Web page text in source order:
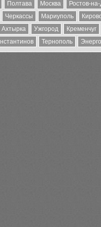
Полтава Москва
Ростов-
Черкассы Мариуполь
Ахтырка Ужгород
Кременчуг
Тернополь